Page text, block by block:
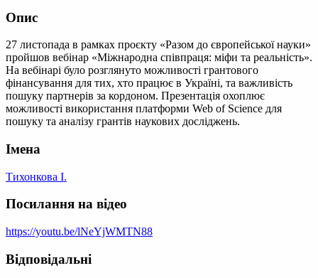
Опис
27 листопада в рамках проєкту «Разом до європейської науки»
пройшов вебінар «Міжнародна співпраця: міфи та реальність».
На вебінарі було розглянуто можливості грантового
фінансування для тих, хто працює в Україні, та важливість
пошуку партнерів за кордоном. Презентація охоплює
можливості використання платформи Web of Science для
пошуку та аналізу грантів наукових досліджень.
Імена
Тихонкова І.
Посилання на відео
https://youtu.be/lNeYjWMTN88
Відповідальні